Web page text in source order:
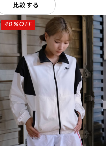
比較する
40%OFF